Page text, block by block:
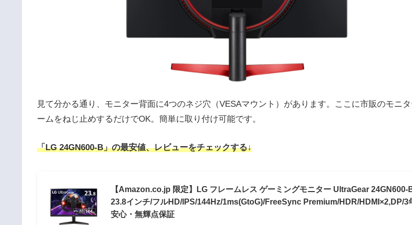
見て分かる通り、モニター背面に4つのネジ穴（VESAマウント）があります。ここに市販のモニ
ームをねじ止めするだけでOK。簡単に取り付け可能です。
「LG 24GN600-B」の最安値、レビューをチェックする↓
【Amazon.co.jp 限定】LG フレームレス ゲーミングモニター UltraGear 24GN600-
23.8インチ/フルHD/IPS/144Hz/1ms(GtoG)/FreeSync Premium/HDR/HDMI×2,DP/3
安心・無輝点保証